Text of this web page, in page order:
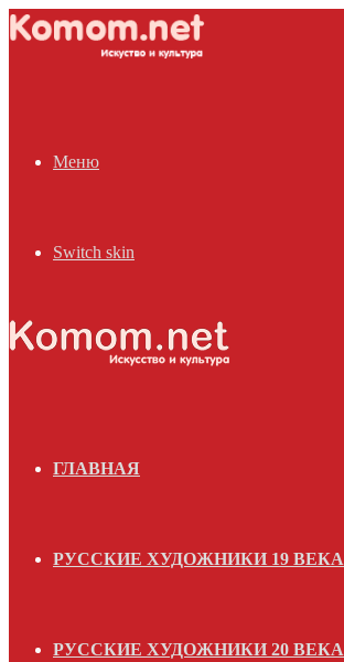
Меню
Switch skin
ГЛАВНАЯ
РУССКИЕ ХУДОЖНИКИ 19 ВЕКА
РУССКИЕ ХУДОЖНИКИ 20 ВЕКА